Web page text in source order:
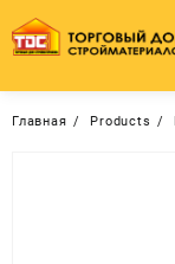
содержимому
Главная Products